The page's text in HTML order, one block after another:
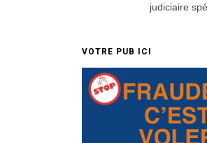
judiciaire
VOTRE PUB ICI